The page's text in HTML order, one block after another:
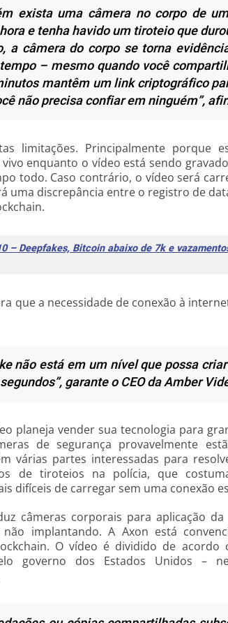
exista uma câmera no corpo de
e tenha havido um tiroteio que
a câmera do corpo se torna
– mesmo quando você
mantêm um link criptográfico
não precisa confiar em ninguém”,
limitações. Principalmente porque
enquanto o vídeo está sendo
todo. Caso contrário, o vídeo será
uma discrepância entre o registro de
– Deepfakes, Bitcoin abaixo de 7k e
que a necessidade de conexão à
não está em um nível que possa
garante o CEO da Amber
planeja vender sua tecnologia para
de segurança provavelmente
várias partes interessadas para
de tiroteios na polícia, que
difíceis de carregar sem uma conexão
câmeras corporais para aplicação
não implantando. A Axon está
O vídeo é dividido de acordo
governo dos Estados Unidos –